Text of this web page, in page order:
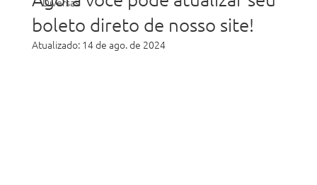
boleto direto de nosso site!
Atualizado: 14 de ago. de 2024